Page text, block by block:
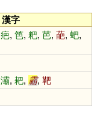
漢字
疤, 笆, 粑, 芭, 葩, 蚆,
灞, 耙, 霸, 靶